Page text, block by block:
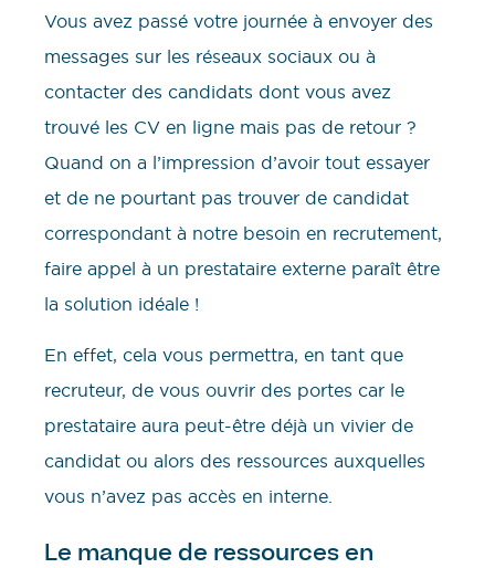
Vous avez passé votre journée à envoyer des
messages sur les réseaux sociaux ou à
contacter des candidats dont vous avez
trouvé les CV en ligne mais pas de retour ?
Quand on a l’impression d’avoir tout essayer
et de ne pourtant pas trouver de candidat
correspondant à notre besoin en recrutement,
faire appel à un prestataire externe paraît être
la solution idéale !
En effet, cela vous permettra, en tant que
recruteur, de vous ouvrir des portes car le
prestataire aura peut-être déjà un vivier de
candidat ou alors des ressources auxquelles
vous n’avez pas accès en interne.
Le manque de ressources en